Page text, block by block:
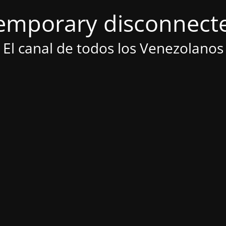
El canal de todos los Venezolanos